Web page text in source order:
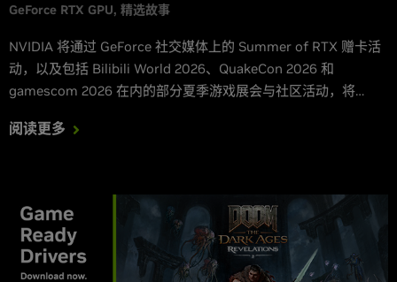
GeForce RTX GPU 精选故事
NVIDIA 将通过 GeForce 社交媒体上的 Summer of RTX 赠卡活
动，以及包括 Bilibili World 2026、QuakeCon 2026 和
gamescom 2026 在内的部分夏季游戏展会与社区活动，将
阅读更多